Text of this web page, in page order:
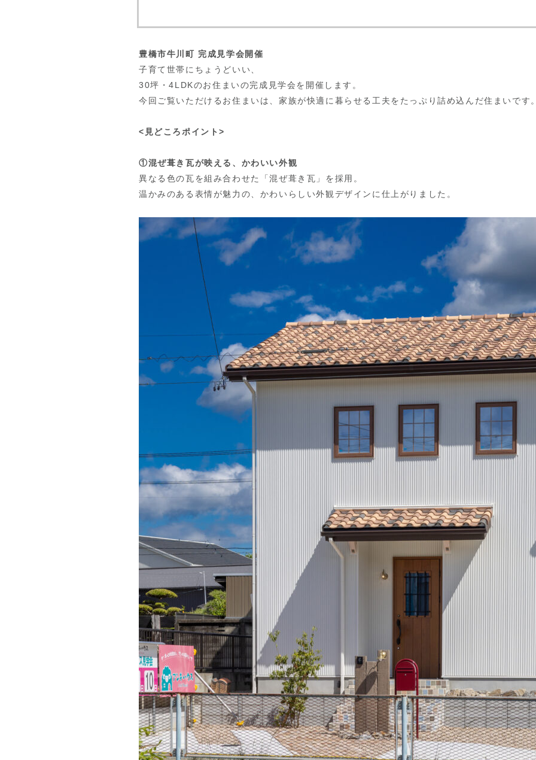
豊橋市牛川町 完成見学会開催
子育て世帯にちょうどいい、
30坪・4LDKのお住まいの完成見学会を開催します。
今回ご覧いただけるお住まいは、家族が快適に暮らせる工夫をたっぷり詰め込んだ住まいです
<見どころポイント>
①混ぜ葺き瓦が映える、かわいい外観
異なる色の瓦を組み合わせた「混ぜ葺き瓦」を採用。
温かみのある表情が魅力の、かわいらしい外観デザインに仕上がりました。